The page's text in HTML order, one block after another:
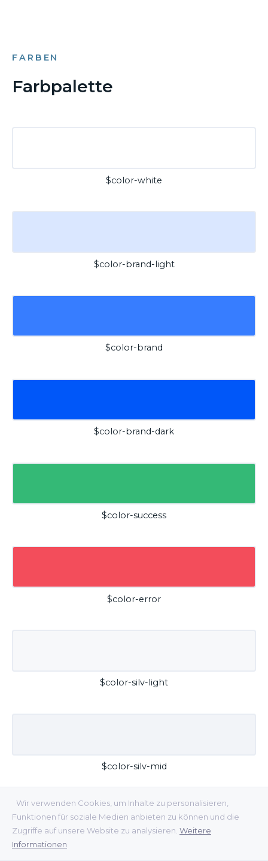
Wir verwenden Cookies, um Inhalte zu personalisieren,
Funktionen für soziale Medien anbieten zu können und die
Zugriffe auf unsere Website zu analysieren. Weitere
Informationen
FARBEN
Farbpalette
$color-white
$color-brand-light
$color-brand
$color-brand-dark
$color-success
$color-error
$color-silv-light
$color-silv-mid